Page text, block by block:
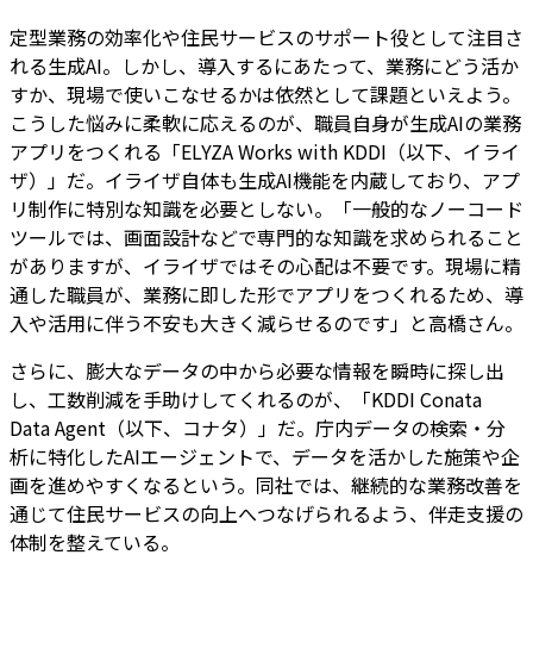
定型業務の効率化や住民サービスのサポート役として注目さ
れる生成AI。しかし、導入するにあたって、業務にどう活か
すか、現場で使いこなせるかは依然として課題といえよう。
こうした悩みに柔軟に応えるのが、職員自身が生成AIの業務
アプリをつくれる「ELYZA Works with KDDI（以下、イライ
ザ）」だ。イライザ自体も生成AI機能を内蔵しており、アプ
リ制作に特別な知識を必要としない。「一般的なノーコード
ツールでは、画面設計などで専門的な知識を求められること
がありますが、イライザではその心配は不要です。現場に精
通した職員が、業務に即した形でアプリをつくれるため、導
入や活用に伴う不安も大きく減らせるのです」と高橋さん。
さらに、膨大なデータの中から必要な情報を瞬時に探し出
し、工数削減を手助けしてくれるのが、「KDDI Conata
Data Agent（以下、コナタ）」だ。庁内データの検索・分
析に特化したAIエージェントで、データを活かした施策や企
画を進めやすくなるという。同社では、継続的な業務改善を
通じて住民サービスの向上へつなげられるよう、伴走支援の
体制を整えている。